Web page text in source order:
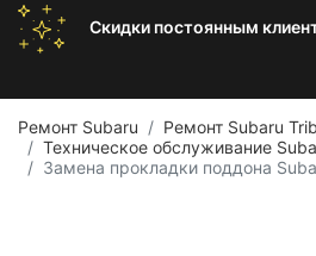
Скидки постоянным
Ремонт Subaru
Ремонт Subaru
Техническое обслуживание
Замена прокладки поддона